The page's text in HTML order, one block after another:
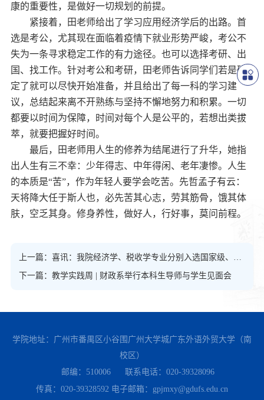
康的重要性，是做好一切规划的前提。
紧接着，田老师给出了学习应用经济学后的出路。首
选是考公，尤其现在面临着疫情下就业形势严峻，考公不
失为一条寻求稳定工作的有力途径。也可以选择考研、出
国、找工作。针对考公和考研，田老师告诉同学们若是确
定了就可以尽快开始准备，并且给出了每一科的学习建
议，总结起来离不开熟练与坚持不懈地努力和积累。一切
都要以时间为保障，时间对每个人是公平的，若想出类拔
萃，就要把握好时间。
最后，田老师用人生的修养为结尾进行了升华，她指
出人生有三不幸：少年得志、中年得闲、老年凄惨。人生
的本质是“苦”，作为年轻人要学会吃苦。先哲孟子有云：
天将降大任于斯人也，必先苦其心志，劳其筋骨，饿其体
肤，空乏其身。修身养性，做好人，行好事，莫问前程。
上一篇：喜讯：我院经济学、税收学专业分别入选国家级、省级一流本科专业建设点
下一篇：教学实践周 | 财政系举行本科生导师与学生见面会
学院地址：广州市番禺区小谷围广州大学城广东外语外贸大学（南
校区）
邮编：510006
联系电话：020-39328096
传真：020-39328592 电子邮箱：gpjmxy@gdufs.edu.cn